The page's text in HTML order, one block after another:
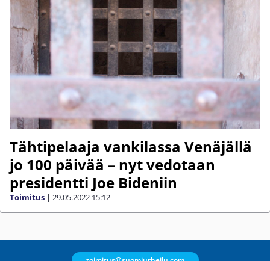
Tähtipelaaja vankilassa Venäjällä
jo 100 päivää – nyt vedotaan
presidentti Joe Bideniin
Toimitus | 29.05.2022 15:12